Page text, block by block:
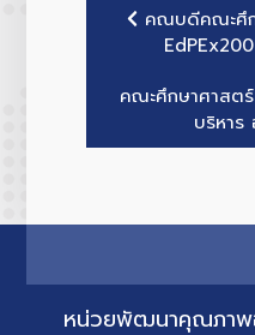
คณบดีคณะศึ
คณะศึกษาศาสต
บริหาร